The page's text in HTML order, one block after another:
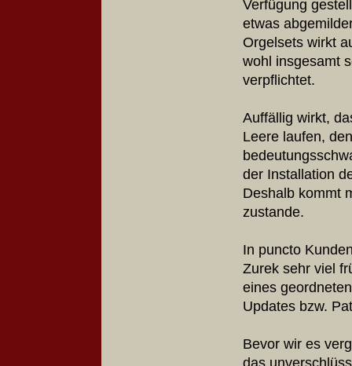
Verfügung
etwas
Orgelsets wirkt
wohl insgesamt
verpflichtet.
Auffällig wirkt,
Leere laufen,
der Installation
Deshalb kommt
zustande.
In puncto
Zurek sehr viel
eines
Updates bzw.
Bevor wir es
das